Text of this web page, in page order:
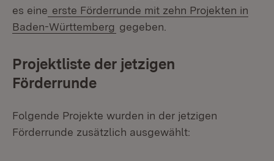
es eine erste Förderrunde mit zehn Projekten in
Baden-Württemberg gegeben.
Projektliste der jetzigen
Förderrunde
Folgende Projekte wurden in der jetzigen
Förderrunde zusätzlich ausgewählt: